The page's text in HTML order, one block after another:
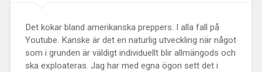
Det kokar bland amerikanska preppers. I alla fall på
Youtube. Kanske är det en naturlig utveckling när något
som i grunden är väldigt individuellt blir allmängods och
ska exploateras. Jag har med egna ögon sett det i